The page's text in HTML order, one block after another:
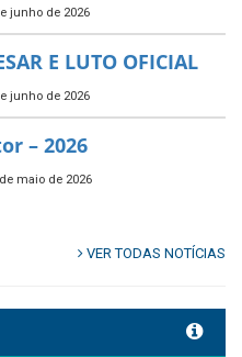
junho de 2026
Arborização Urbana!
junho de 2026
Mundial do Meio
Tamandaré
estratégico do